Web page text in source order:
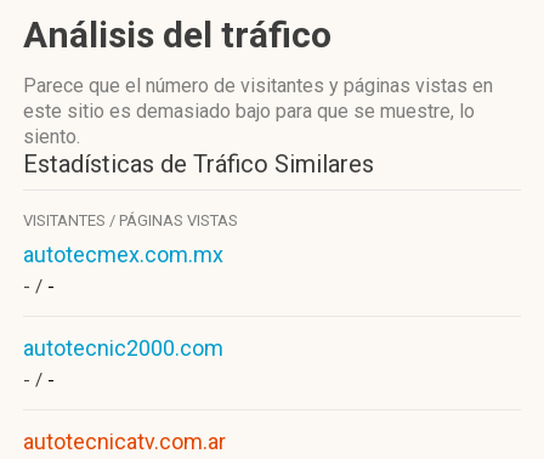
Análisis del tráfico
Parece que el número de visitantes y páginas vistas en
este sitio es demasiado bajo para que se muestre, lo
siento.
Estadísticas de Tráfico Similares
VISITANTES / PÁGINAS VISTAS
autotecmex.com.mx
- / -
autotecnic2000.com
- / -
autotecnicatv.com.ar